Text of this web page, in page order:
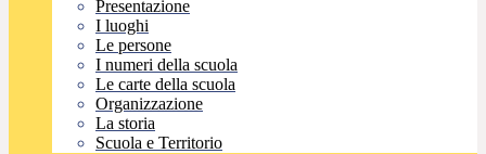
Presentazione
I luoghi
Le persone
I numeri della scuola
Le carte della scuola
Organizzazione
La storia
Scuola e Territorio